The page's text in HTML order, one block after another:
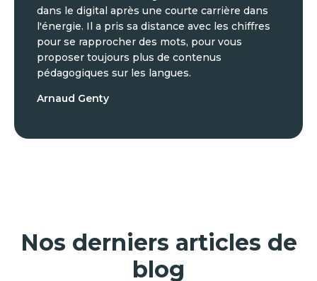
dans le digital après une courte carrière dans
l'énergie. Il a pris sa distance avec les chiffres
pour se rapprocher des mots, pour vous
proposer toujours plus de contenus
pédagogiques sur les langues.
Arnaud Genty
Nos derniers articles de
blog